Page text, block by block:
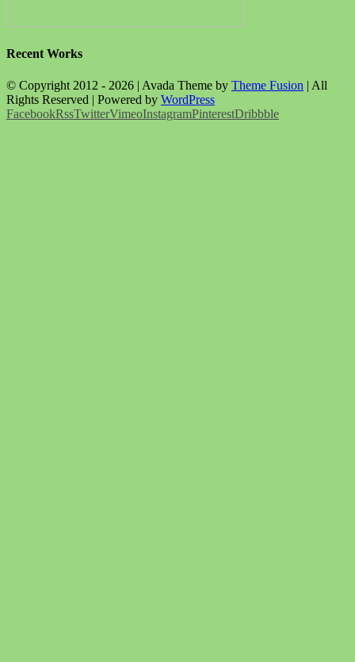
Recent Works
© Copyright 2012 - 2026 | Avada Theme by Theme Fusion | All
Rights Reserved | Powered by WordPress
FacebookRssTwitterVimeoInstagramPinterestDribbble